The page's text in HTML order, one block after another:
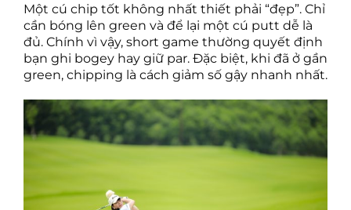
Một cú chip tốt không nhất thiết phải “đẹp”. Chỉ
cần bóng lên green và để lại một cú putt dễ là
đủ. Chính vì vậy, short game thường quyết định
bạn ghi bogey hay giữ par. Đặc biệt, khi đã ở gần
green, chipping là cách giảm số gậy nhanh nhất.